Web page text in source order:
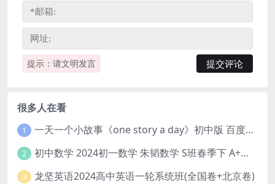
提示：请文明发言
很多人在看
1 一天一个小故事《one story a day》初中版 百度网盘分享下载
2 初中数学 2024初一数学 朱韬数学 S班春季下 A+班春季下 百度云网盘
3 龙坚英语2024高中英语一轮系统班(全国卷+北京卷)